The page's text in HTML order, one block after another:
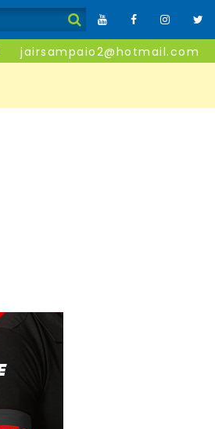
jairsampaio2@hotmail.com